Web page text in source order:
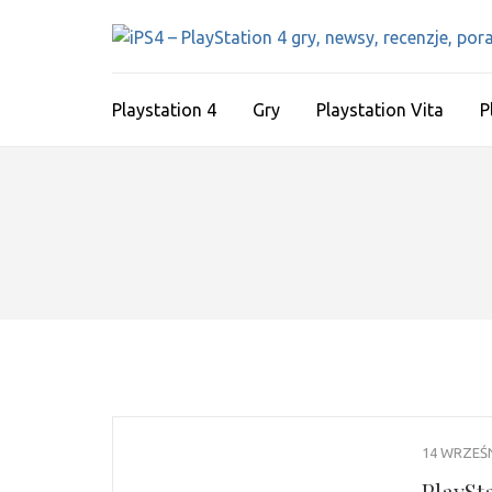
Playstation 4 Gry Playstation Vita
14